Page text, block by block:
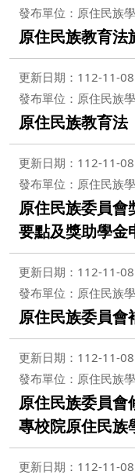
發布單位：原住民族
原住民族教育法
更新日期：112-11-08
發布單位：原住民族
原住民族教育法
更新日期：112-11-08
發布單位：原住民族
原住民族委員會
要點及獎助學金
更新日期：112-11-08
發布單位：原住民族
原住民族委員會
更新日期：112-11-08
發布單位：原住民族
原住民族委員會
專校院原住民族
更新日期：112-11-08